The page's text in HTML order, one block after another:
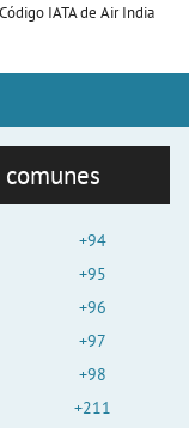
Código IATA de Air India
+94
+95
+96
+97
+98
+211